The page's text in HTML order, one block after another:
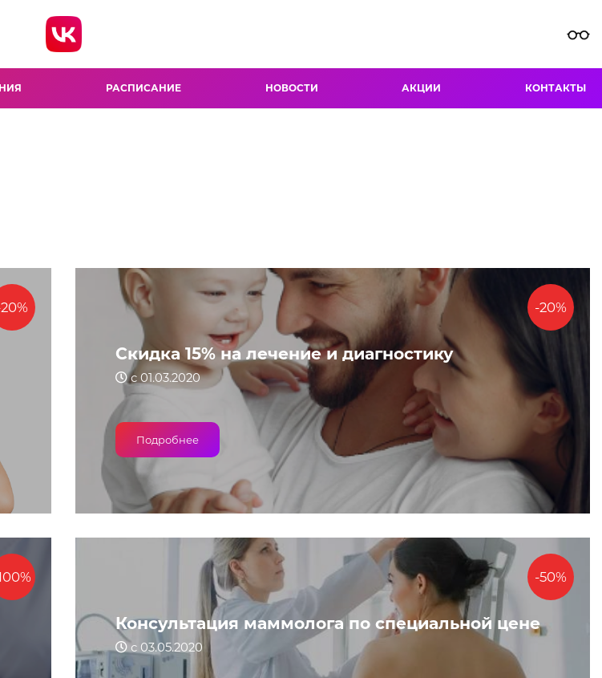
РАСПИСАНИЕ НОВОСТИ АКЦИИ КОНТАКТЫ
Скидка 15% на лечение и диагностику
-20%
с 01.03.2020
Подробнее
Консультация маммолога по специальной цене
-50%
с 03.05.2020